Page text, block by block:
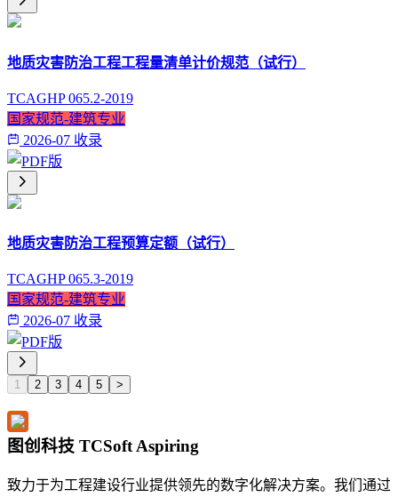
地质灾害防治工程工程量清单计价规范（试行）
TCAGHP 065.2-2019
国家规范-建筑专业
2026-07 收录
地质灾害防治工程预算定额（试行）
TCAGHP 065.3-2019
国家规范-建筑专业
2026-07 收录
1 2 3 4 5 >
图创科技 TCSoft Aspiring
致力于为工程建设行业提供领先的数字化解决方案。我们通过